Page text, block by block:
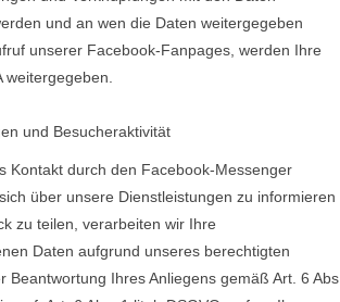
und an wen die Daten weitergegeben
unserer Facebook-Fanpages, werden Ihre
weitergegeben.
und Besucheraktivität
Kontakt durch den Facebook-Messenger
über unsere Dienstleistungen zu informieren
zu teilen, verarbeiten wir Ihre
Daten aufgrund unseres berechtigten
Beantwortung Ihres Anliegens gemäß Art. 6